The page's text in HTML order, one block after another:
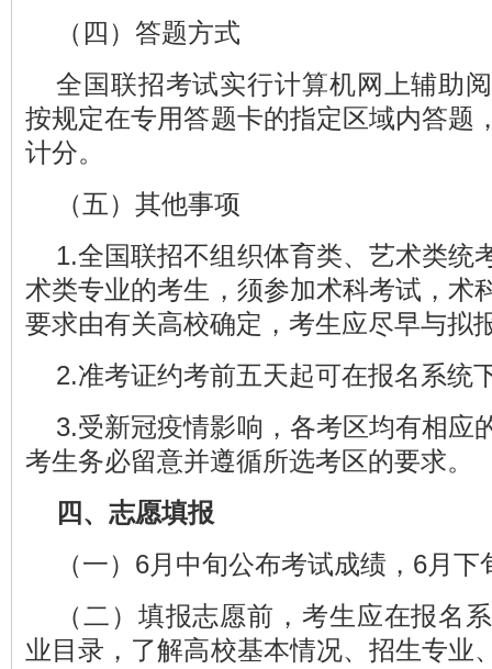
（四）答题方式
全国联招考试实行计算机网上辅助
按规定在专用答题卡的指定区域内答题
计分。
（五）其他事项
1.全国联招不组织体育类、艺术类统
术类专业的考生，须参加术科考试，术
要求由有关高校确定，考生应尽早与拟
2.准考证约考前五天起可在报名系统
3.受新冠疫情影响，各考区均有相应
考生务必留意并遵循所选考区的要求。
四、志愿填报
（一）6月中旬公布考试成绩，6月
（二）填报志愿前，考生应在报名
业目录，了解高校基本情况、招生专业